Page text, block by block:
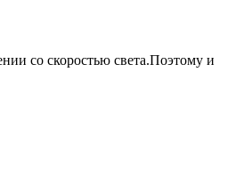
со скоростью света.Поэтому и